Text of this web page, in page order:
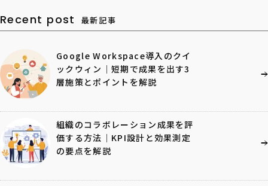
Recent post 最新記事
Google Workspace導入のクイ
ックウィン｜短期で成果を出す3
層施策とポイントを解説
組織のコラボレーション成果を評
価する方法｜KPI設計と効果測定
の要点を解説